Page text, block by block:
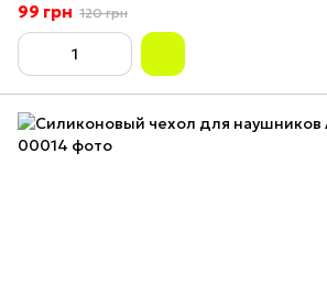
99 грн 120 грн